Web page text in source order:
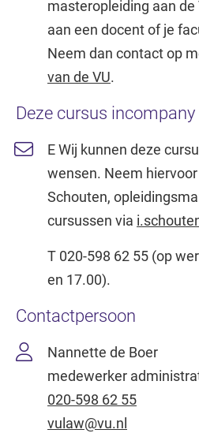
masteropleiding aan de
aan een docent of je
Neem dan contact op
van de VU.
Deze cursus incompany
E Wij kunnen deze
wensen. Neem
Schouten,
cursussen via
T 020-598 62 55 (op
en 17.00).
Contactpersoon
Nannette de Boer
medewerker
020-598 62 55
vulaw@vu.nl